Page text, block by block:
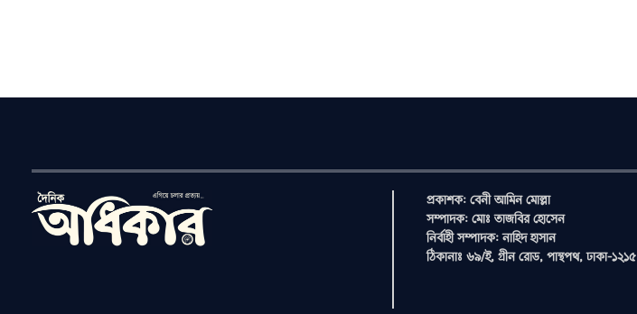
প্রকাশক: বেনী আমিন মোল্লা
সম্পাদক: মোঃ তাজবির হোসেন
নির্বাহী সম্পাদক: নাহিদ হাসান
ঠিকানাঃ ৬৯/ই, গ্রীন রোড, পান্থপথ, ঢাকা-১২১৫